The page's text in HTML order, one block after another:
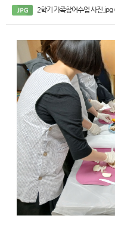
2학기 가족참여수업 사진.jpg